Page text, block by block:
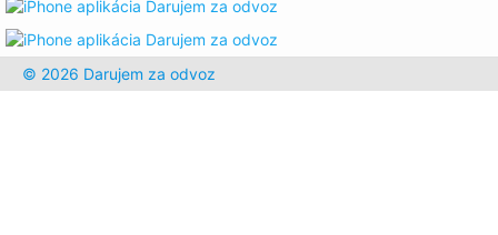
© 2026 Darujem za odvoz